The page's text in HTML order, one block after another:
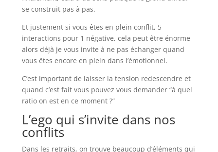
se construit pas à pas.
Et justement si vous êtes en plein conflit, 5
interactions pour 1 négative, cela peut être énorme
alors déjà je vous invite à ne pas échanger quand
vous êtes encore en plein dans l’émotionnel.
C’est important de laisser la tension redescendre et
quand c’est fait vous pouvez vous demander “à quel
ratio on est en ce moment ?”
L’ego qui s’invite dans nos
conflits
Dans les retraits, on trouve beaucoup d’éléments qui